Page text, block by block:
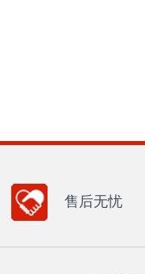
售后无忧